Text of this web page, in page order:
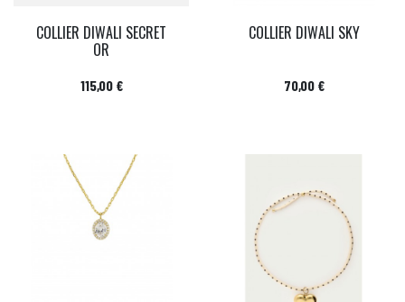
COLLIER DIWALI SECRET
OR
Prix
115,00 €
COLLIER DIWALI SKY
Prix
70,00 €